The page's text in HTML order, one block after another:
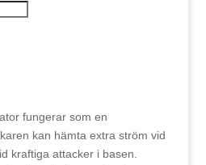
fungerar som en
kan hämta extra ström vid
kraftiga attacker i basen.